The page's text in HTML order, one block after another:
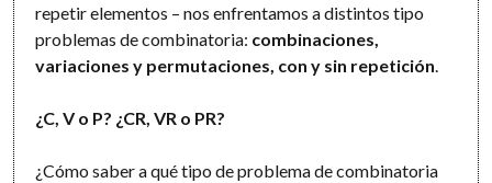
repetir elementos – nos enfrentamos a distintos tipo
problemas de combinatoria: combinaciones,
variaciones y permutaciones, con y sin repetición.
¿C, V o P? ¿CR, VR o PR?
¿Cómo saber a qué tipo de problema de combinatoria